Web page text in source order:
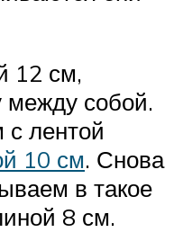
12 см,
между собой.
лентой
10 см. Снова
в такое
8 см.